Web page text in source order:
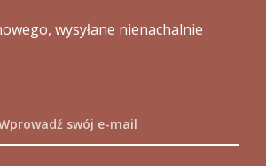
wysyłane nienachalnie